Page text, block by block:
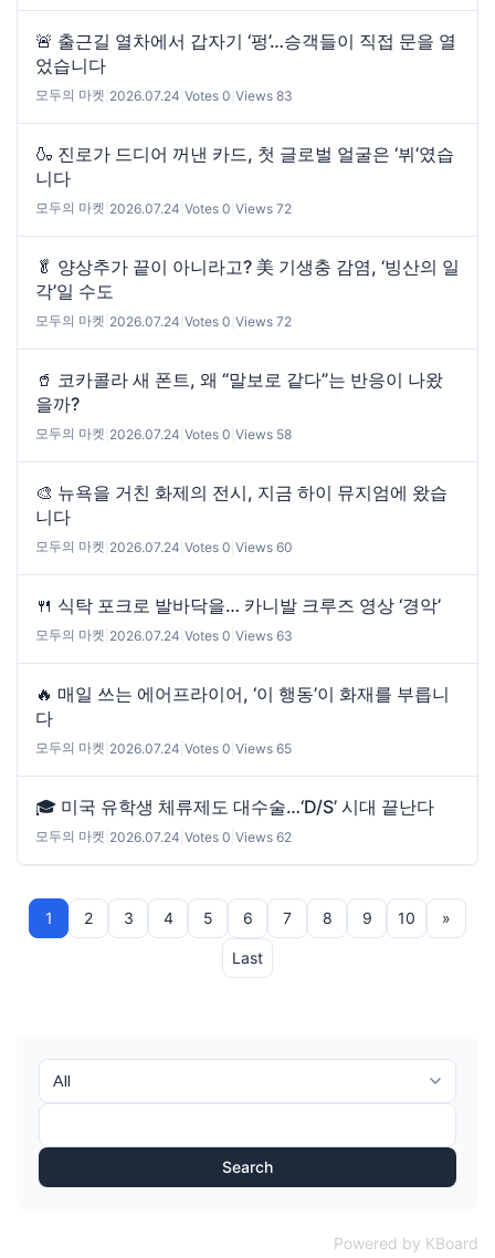
🚨 출근길 열차에서 갑자기 ‘펑’…승객들이 직접 문을 열
었습니다
모두의 마켓 2026.07.24 Votes 0 Views 83
🍶 진로가 드디어 꺼낸 카드, 첫 글로벌 얼굴은 ‘뷔’였습
니다
모두의 마켓 2026.07.24 Votes 0 Views 72
🥬 양상추가 끝이 아니라고? 美 기생충 감염, ‘빙산의 일
각’일 수도
모두의 마켓 2026.07.24 Votes 0 Views 72
🥤 코카콜라 새 폰트, 왜 “말보로 같다”는 반응이 나왔
을까?
모두의 마켓 2026.07.24 Votes 0 Views 58
🎨 뉴욕을 거친 화제의 전시, 지금 하이 뮤지엄에 왔습
니다
모두의 마켓 2026.07.24 Votes 0 Views 60
🍴 식탁 포크로 발바닥을… 카니발 크루즈 영상 ‘경악’
모두의 마켓 2026.07.24 Votes 0 Views 63
🔥 매일 쓰는 에어프라이어, ‘이 행동’이 화재를 부릅니
다
모두의 마켓 2026.07.24 Votes 0 Views 65
🎓 미국 유학생 체류제도 대수술…‘D/S’ 시대 끝난다
모두의 마켓 2026.07.24 Votes 0 Views 62
1 2 3 4 5 6 7 8 9 10 »
Last
Search
Powered by KBoard